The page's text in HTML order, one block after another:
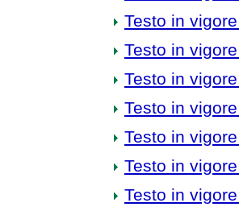
Testo in
Testo in
Testo in
Testo in
Testo in
Testo in
Testo in